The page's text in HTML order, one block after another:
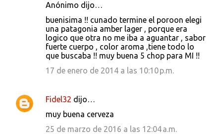
Anónimo dijo…
buenisima !! cunado termine el poroon elegi
una patagonia amber lager , porque era
logico que otra no me iba a aguantar , sabor
fuerte cuerpo , color aroma ,tiene todo lo
que buscaba !! muy buena 5 chop para MI !!
17 de enero de 2014 a las 10:10 p.m.
Fidel32 dijo…
muy buena cerveza
25 de marzo de 2016 a las 12:04 a.m.